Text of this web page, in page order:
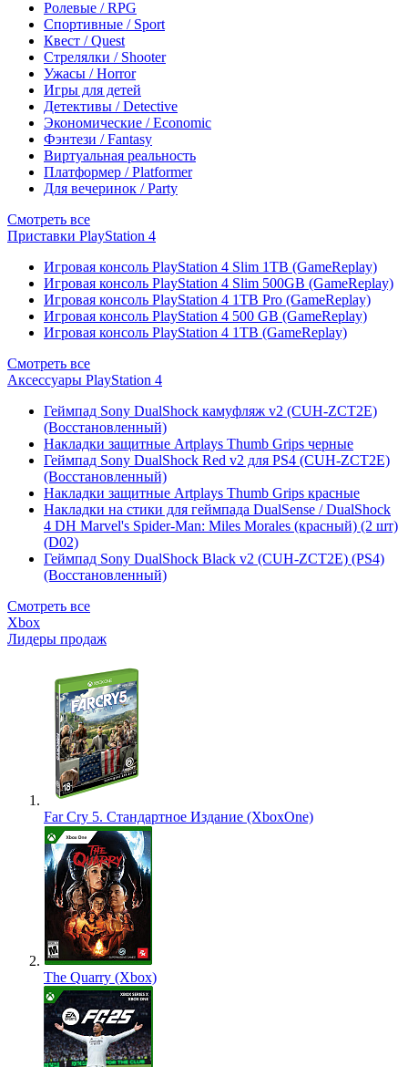
Ролевые / RPG
Спортивные / Sport
Квест / Quest
Стрелялки / Shooter
Ужасы / Horror
Игры для детей
Детективы / Detective
Экономические / Economic
Фэнтези / Fantasy
Виртуальная реальность
Платформер / Platformer
Для вечеринок / Party
Смотреть все
Приставки PlayStation 4
Игровая консоль PlayStation 4 Slim 1TB (GameReplay)
Игровая консоль PlayStation 4 Slim 500GB (GameReplay)
Игровая консоль PlayStation 4 1TB Pro (GameReplay)
Игровая консоль PlayStation 4 500 GB (GameReplay)
Игровая консоль PlayStation 4 1TB (GameReplay)
Смотреть все
Аксессуары PlayStation 4
Геймпад Sony DualShock камуфляж v2 (CUH-ZCT2E)
(Восстановленный)
Накладки защитные Artplays Thumb Grips черные
Геймпад Sony DualShock Red v2 для PS4 (CUH-ZCT2E)
(Восстановленный)
Накладки защитные Artplays Thumb Grips красные
Накладки на стики для геймпада DualSense / DualShock
4 DH Marvel's Spider-Man: Miles Morales (красный) (2 шт)
(D02)
Геймпад Sony DualShock Black v2 (CUH-ZCT2E) (PS4)
(Восстановленный)
Смотреть все
Xbox
Лидеры продаж
Far Cry 5. Стандартное Издание (XboxOne)
The Quarry (Xbox)